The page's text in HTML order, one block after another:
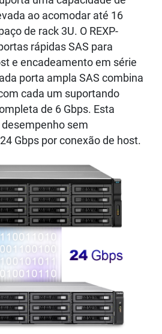
ao acomodar até 16
de rack 3U. O REXP-
rápidas SAS para
e encadeamento em série
porta ampla SAS combina
cada um suportando
de 6 Gbps. Esta
sem
Gbps por conexão de host.